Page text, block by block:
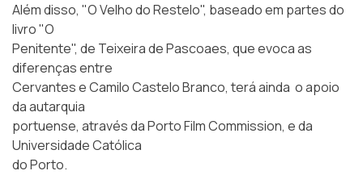
Além disso, "O Velho do Restelo", baseado em partes do
livro "O
Penitente", de Teixeira de Pascoaes, que evoca as
diferenças entre
Cervantes e Camilo Castelo Branco, terá ainda o apoio
da autarquia
portuense, através da Porto Film Commission, e da
Universidade Católica
do Porto.